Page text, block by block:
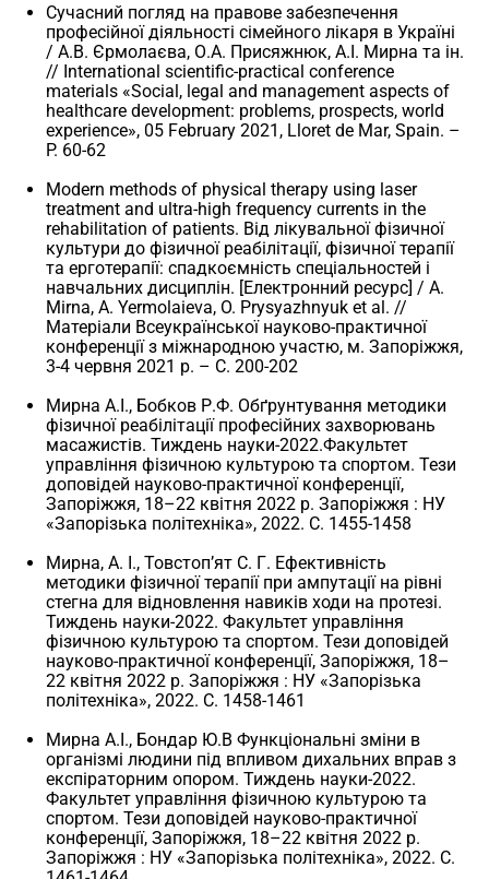
Сучасний погляд на правове забезпечення
професійної діяльності сімейного лікаря в Україні
/ А.В. Єрмолаєва, О.А. Присяжнюк, А.І. Мирна та ін.
// International scientific-practical conference
materials «Social, legal and management aspects of
healthcare development: problems, prospects, world
experience», 05 February 2021, Lloret de Mar, Spain. –
P. 60-62
Modern methods of physical therapy using laser
treatment and ultra-high frequency currents in the
rehabilitation of patients. Від лікувальної фізичної
культури до фізичної реабілітації, фізичної терапії
та ерготерапії: спадкоємність спеціальностей і
навчальних дисциплін. [Електронний ресурс] / A.
Mirna, A. Yermolaieva, O. Prysyazhnyuk et al. //
Матеріали Всеукраїнської науково-практичної
конференції з міжнародною участю, м. Запоріжжя,
3-4 червня 2021 р. – С. 200-202
Мирна А.І., Бобков Р.Ф. Обґрунтування методики
фізичної реабілітації професійних захворювань
масажистів. Тиждень науки-2022.Факультет
управління фізичною культурою та спортом. Тези
доповідей науково-практичної конференції,
Запоріжжя, 18–22 квітня 2022 р. Запоріжжя : НУ
«Запорізька політехніка», 2022. С. 1455-1458
Мирна, А. І., Товстоп’ят С. Г. Ефективність
методики фізичної терапії при ампутації на рівні
стегна для відновлення навиків ходи на протезі.
Тиждень науки-2022. Факультет управління
фізичною культурою та спортом. Тези доповідей
науково-практичної конференції, Запоріжжя, 18–
22 квітня 2022 р. Запоріжжя : НУ «Запорізька
політехніка», 2022. С. 1458-1461
Мирна А.І., Бондар Ю.В Функціональні зміни в
організмі людини під впливом дихальних вправ з
експіраторним опором. Тиждень науки-2022.
Факультет управління фізичною культурою та
спортом. Тези доповідей науково-практичної
конференції, Запоріжжя, 18–22 квітня 2022 р.
Запоріжжя : НУ «Запорізька політехніка», 2022. С.